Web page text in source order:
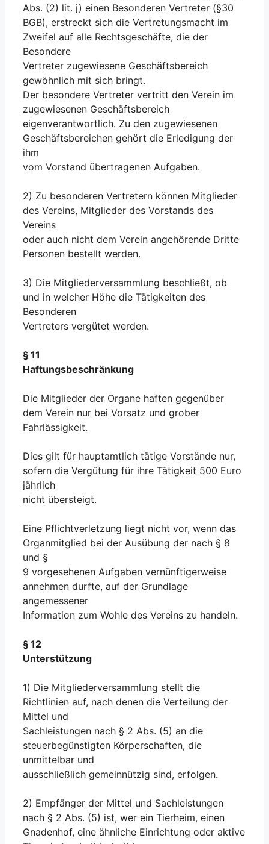
Abs. (2) lit. j) einen Besonderen Vertreter (§30
BGB), erstreckt sich die Vertretungsmacht im
Zweifel auf alle Rechtsgeschäfte, die der
Besondere
Vertreter zugewiesene Geschäftsbereich
gewöhnlich mit sich bringt.
Der besondere Vertreter vertritt den Verein im
zugewiesenen Geschäftsbereich
eigenverantwortlich. Zu den zugewiesenen
Geschäftsbereichen gehört die Erledigung der
ihm
vom Vorstand übertragenen Aufgaben.
2) Zu besonderen Vertretern können Mitglieder
des Vereins, Mitglieder des Vorstands des
Vereins
oder auch nicht dem Verein angehörende Dritte
Personen bestellt werden.
3) Die Mitgliederversammlung beschließt, ob
und in welcher Höhe die Tätigkeiten des
Besonderen
Vertreters vergütet werden.
§ 11
Haftungsbeschränkung
Die Mitglieder der Organe haften gegenüber
dem Verein nur bei Vorsatz und grober
Fahrlässigkeit.
Dies gilt für hauptamtlich tätige Vorstände nur,
sofern die Vergütung für ihre Tätigkeit 500 Euro
jährlich
nicht übersteigt.
Eine Pflichtverletzung liegt nicht vor, wenn das
Organmitglied bei der Ausübung der nach § 8
und §
9 vorgesehenen Aufgaben vernünftigerweise
annehmen durfte, auf der Grundlage
angemessener
Information zum Wohle des Vereins zu handeln.
§ 12
Unterstützung
1) Die Mitgliederversammlung stellt die
Richtlinien auf, nach denen die Verteilung der
Mittel und
Sachleistungen nach § 2 Abs. (5) an die
steuerbegünstigten Körperschaften, die
unmittelbar und
ausschließlich gemeinnützig sind, erfolgen.
2) Empfänger der Mittel und Sachleistungen
nach § 2 Abs. (5) ist, wer ein Tierheim, einen
Gnadenhof, eine ähnliche Einrichtung oder aktive